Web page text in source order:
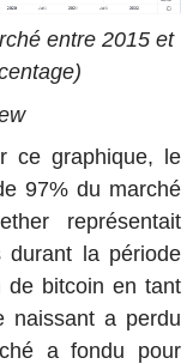
entre 2015 et
ce graphique, le
97% du marché
représentait
la période
de bitcoin en tant
naissant a perdu
a fondu pour